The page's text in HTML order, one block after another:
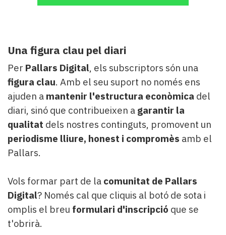
Una figura clau pel diari
Per Pallars Digital, els subscriptors són una
figura clau. Amb el seu suport no només ens
ajuden a mantenir l'estructura econòmica del
diari, sinó que contribueixen a garantir la
qualitat dels nostres continguts, promovent un
periodisme lliure, honest i compromès amb el
Pallars.
Vols formar part de la comunitat de Pallars
Digital? Només cal que cliquis al botó de sota i
omplis el breu formulari d'inscripció que se
t'obrirà.